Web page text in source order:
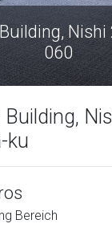
Nishi 2-7-
060
ku
Bereich